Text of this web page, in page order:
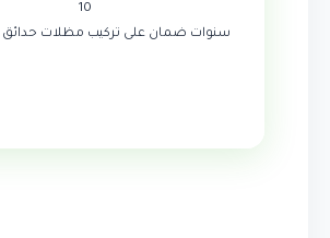
10
سنوات ضمان على تركيب مظلات حدائق